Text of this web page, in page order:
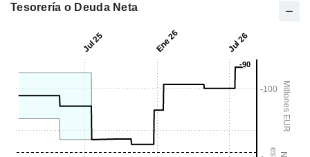
Tesorería o Deuda Neta